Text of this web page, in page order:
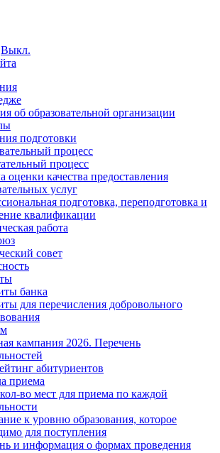
Выкл.
об образовательной организации
подготовки
процесс
процесс
оценки качества предоставления
услуг
подготовка, переподготовка и
квалификации
работа
совет
банка
для перечисления добровольного
кампания 2026. Перечень
абитуриентов
приема
во мест для приема по каждой
к уровню образования, которое
для поступления
и информация о формах проведения